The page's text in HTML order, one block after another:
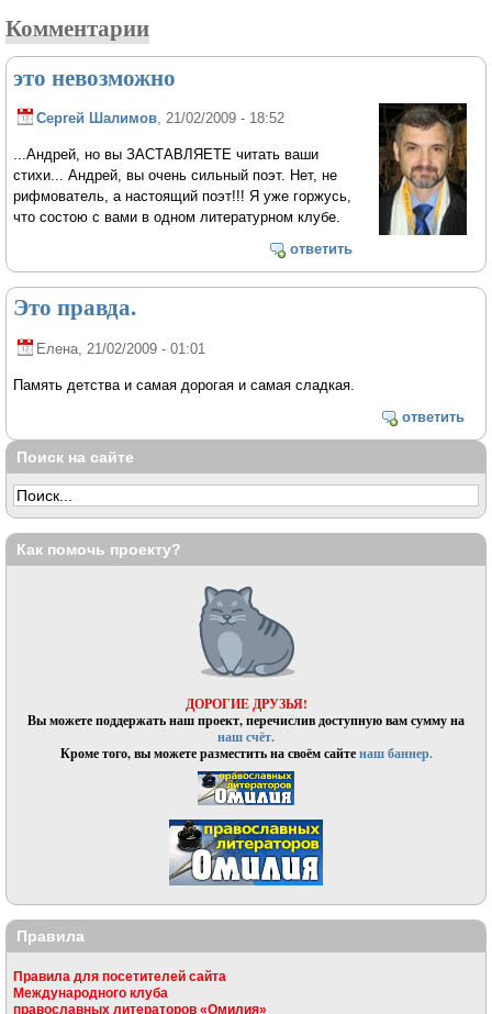
Комментарии
это невозможно
Сергей Шалимов, 21/02/2009 - 18:52
...Андрей, но вы ЗАСТАВЛЯЕТЕ читать ваши
стихи... Андрей, вы очень сильный поэт. Нет, не
рифмователь, а настоящий поэт!!! Я уже горжусь,
что состою с вами в одном литературном клубе.
ответить
Это правда.
Елена, 21/02/2009 - 01:01
Память детства и самая дорогая и самая сладкая.
ответить
Поиск на сайте
Как помочь проекту?
ДОРОГИЕ ДРУЗЬЯ!
Вы можете поддержать наш проект, перечислив доступную вам сумму на
наш счёт.
Кроме того, вы можете разместить на своём сайтенаш баннер.
Правила
Правила для посетителей сайта
Международного клуба
православных литераторов «Омилия»